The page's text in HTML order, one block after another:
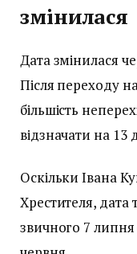
змінилася
Дата змінилася
Після переходу
більшість
відзначати на 13
Оскільки Івана
Хрестителя, дата
звичного 7